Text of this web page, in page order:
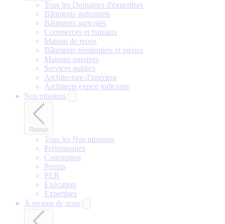
Tous les Domaines d'expertises
Bâtiments industriels
Bâtiments agricoles
Commerces et bureaux
Maison de repos
Bâtiments résidentiels et mixtes
Maisons passives
Services publics
Architecture d'intérieur
Architecte expert judiciaire
Nos missions
Retour
Tous les Nos missions
Préliminaires
Conception
Permis
PEB
Exécution
Expertises
À propos de nous